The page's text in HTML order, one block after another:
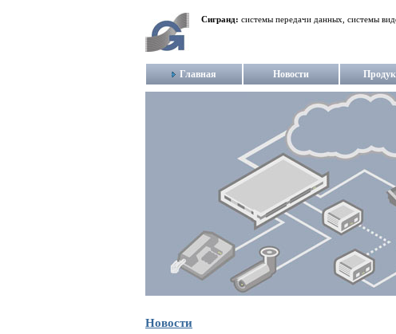
Сигранд: системы передачи данных, системы
Главная Новости
Новости